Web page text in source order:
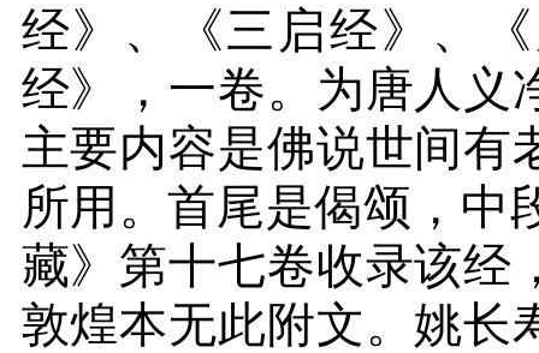
经》、《三启经》、
经》，一卷。为唐人义
主要内容是佛说世间有
所用。首尾是偈颂，中
藏》第十七卷收录该经
敦煌本无此附文。姚长